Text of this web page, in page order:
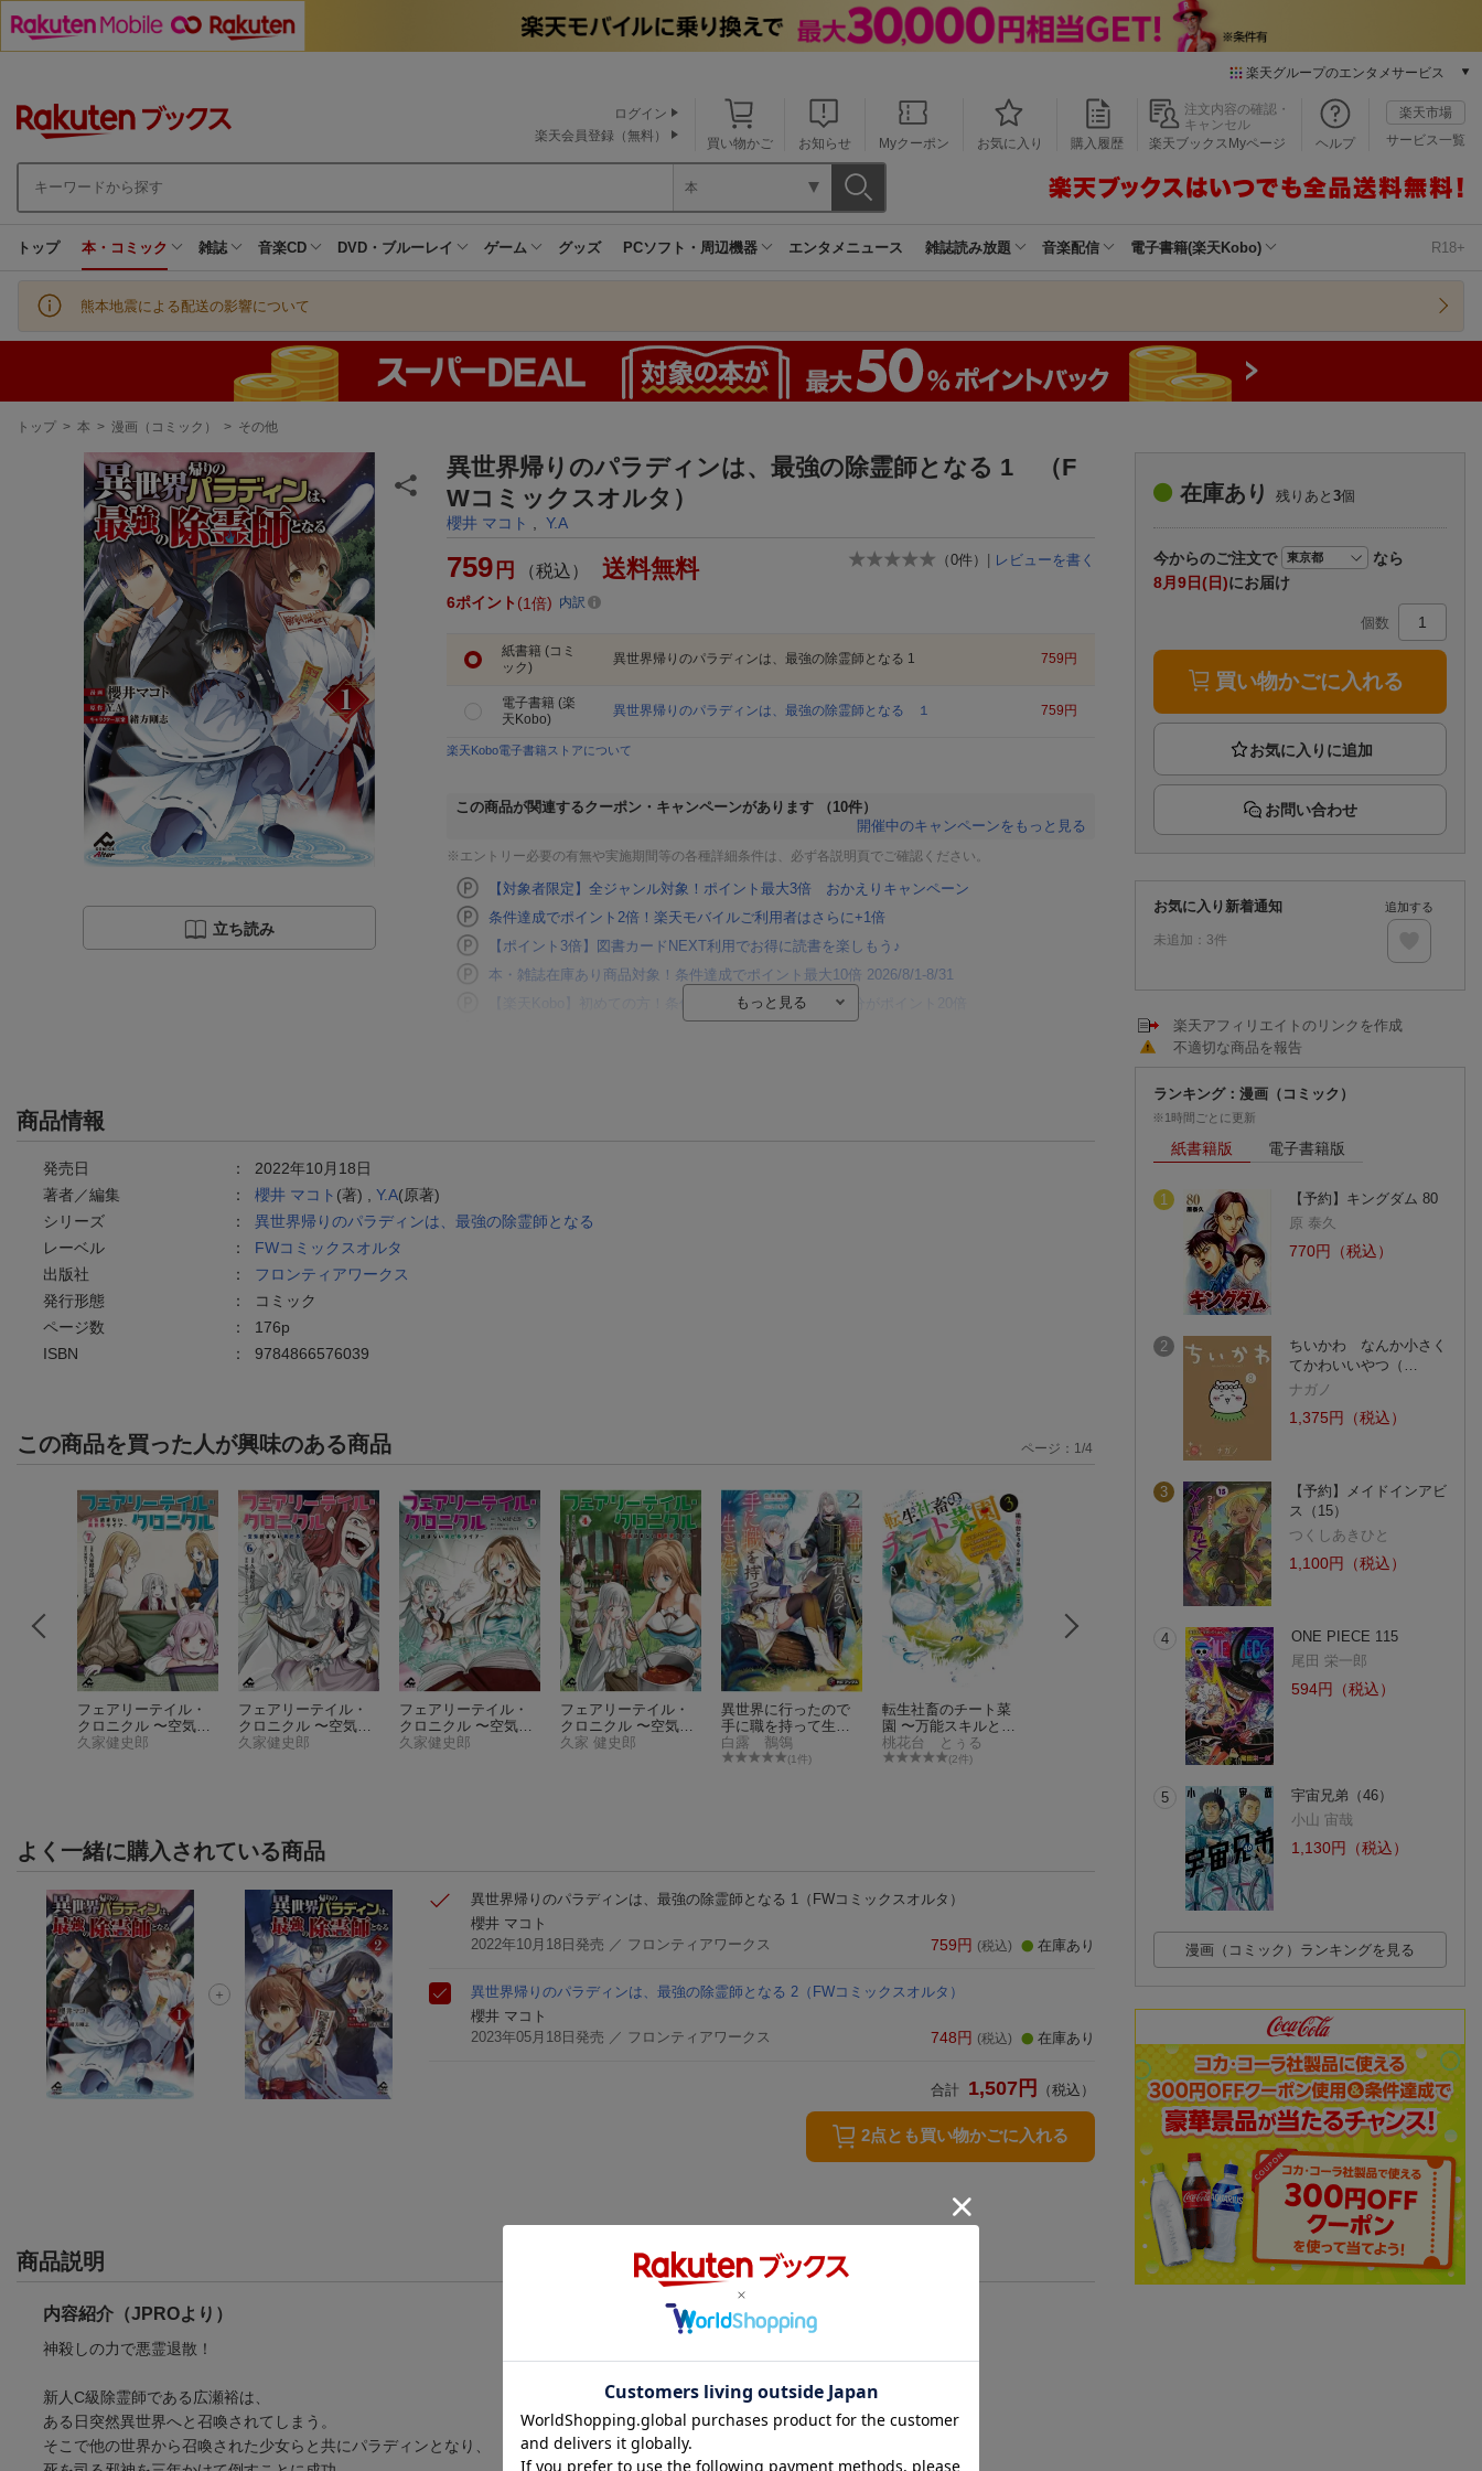
楽天グループのエンタメサービス
本/ゲーム/CD/DVD
楽天ブックス
楽天Kobo
楽天チケット
エンタメニュース
推し楽
買い物かご お知らせ Myクーポン お気に入り 購入履歴
注文内容の確認・
キャンセル
楽天ブックスMyページ
ヘルプ
楽天市場
サービス一覧
ログイン
楽天会員登録（無料）
本
トップ 本・コミック 雑誌 音楽CD DVD・ブルーレイ ゲーム グッズ PCソフト・周辺機器 エンタメニュース 雑誌読み放題 音楽配信 電子書籍(楽天Kobo) R18+
熊本地震による配送の影響について
現
トップ > 本 > 漫画（コミック） > その他
立ち読み
異世界帰りのパラディンは、最強の除霊師となる 1 （F
Wコミックスオルタ）
櫻井 マコト Y.A
（0件） | レビューを書く
759 円 （税込） 送料無料
6ポイント 1倍 内訳
紙書籍 (コミ
ック)
異世界帰りのパラディンは、最強の除霊師となる 1 759 円
電子書籍 (楽
天Kobo)
異世界帰りのパラディンは、最強の除霊師となる １ 759 円
楽天Kobo電子書籍ストアについて
この商品が関連するクーポン・キャンペーンがあります
（10件）
開催中のキャンペーンをもっと見る
※エントリー必要の有無や実施期間等の各種詳細条件は、必ず各説明頁でご確認ください。
【対象者限定】全ジャンル対象！ポイント最大3倍 おかえりキャンペーン
条件達成でポイント2倍！楽天モバイルご利用者はさらに+1倍
【ポイント3倍】図書カードNEXT利用でお得に読書を楽しもう♪
本・雑誌在庫あり商品対象！条件達成でポイント最大10倍 2026/8/1-8/31
【楽天Kobo】初めての方！条件達成で楽天ブックス購入分がポイント20倍
商品情報
発売日 ： 2022年10月18日
著者／編集
： 櫻井 マコト (著) , Y.A(原著)
シリーズ
： 異世界帰りのパラディンは、最強の除霊師となる
レーベル
： FWコミックスオルタ
出版社
： フロンティアワークス
発行形態
：
コミック
ページ数
： 176p
ISBN
： 9784866576039
この商品を買った人が興味のある商品
フェアリーテイル・
クロニクル 〜空気読
まない異世界ライ
久家健史郎
フェアリーテイル・
クロニクル 〜空気読
まない異世界ライ
久家健史郎
フェアリーテイル・
クロニクル 〜空気読
まない異世界ライ
久家健史郎
フェアリーテイル・
クロニクル 〜空気読
まない異世界ライ
久家 健史郎
異世界に行ったので
手に職を持って生き
延びます2
白露 鶺鴒
(1件)
転生社畜のチート菜
園 〜万能スキルと便
利な使い魔妖精を駆
使してたら、気づけ
桃花台 とぅる
(2件)
異世界でお兄様に殺
されないよう、精一
杯がんばった結果 2
倉本 縞
ページ： 1/4
よく一緒に購入されている商品
異世界帰りのパラディンは、最強の除霊師となる 1
（FWコミックスオルタ）
櫻井 マコト
2022年10月18日発売 ／ フロンティアワークス 759円 (税込) 在庫あり
異世界帰りのパラディンは、最強の除霊師となる 2（FWコミックスオルタ）
櫻井 マコト
2023年05月18日発売 ／ フロンティアワークス 748円 (税込) 在庫あり
合計 1,507 円 （税込）
2点とも買い物かごに入れる
商品説明
内容紹介（JPROより）
神殺しの力で悪霊退散！
新人C級除霊師である広瀬裕は、
ある日突然異世界へと召喚されてしまう。
そこで他の世界から召喚された少女らと共にパラディンとなり、
在庫あり 残りあと 3個
今からのご注文で
なら
8月9日(日)にお届け
個数
買い物かごに入れる
お問い合わせ
お気に入り新着通知
未追加： 3件
追加する
楽天アフィリエイトのリンクを作成
不適切な商品を報告
ランキング：漫画（コミック）
※1時間ごとに更新
紙書籍版 電子書籍版
1
【予約】キングダム 80
原 泰久
770円（税込）
2
ちいかわ なんか小さく
てかわいいやつ（…
ナガノ
1,375円（税込）
3
【予約】メイドインアビ
ス（15）
つくしあきひと
1,100円（税込）
4
ONE PIECE 115
尾田 栄一郎
594円（税込）
5
宇宙兄弟（46）
小山 宙哉
1,130円（税込）
漫画（コミック）ランキングを見る